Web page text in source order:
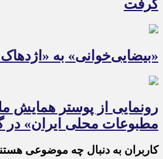
گرفت
«بیضایی‌خوانی» به
رونمایی از پوستر همایش
مطبوعات محلی ایران» در
کاربران به دنبال چه موضوعی